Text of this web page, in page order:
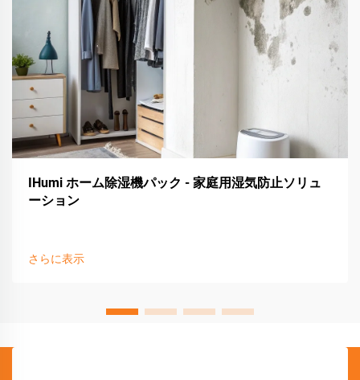
IHumi ホーム除湿機パック - 家庭用湿気防止ソリュ
ーション
さらに表示